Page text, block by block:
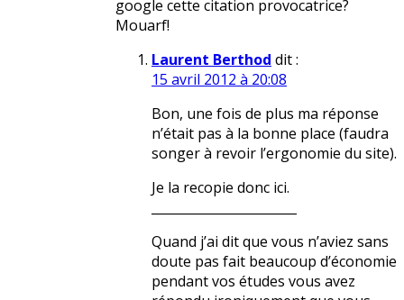
google cette citation provocatrice?
Mouarf!
Laurent Berthod dit :
15 avril 2012 à 20:08
Bon, une fois de plus ma réponse
n’était pas à la bonne place (faudra
songer à revoir l’ergonomie du site).
Je la recopie donc ici.
Quand j’ai dit que vous n’aviez sans
doute pas fait beaucoup d’économie
pendant vos études vous avez